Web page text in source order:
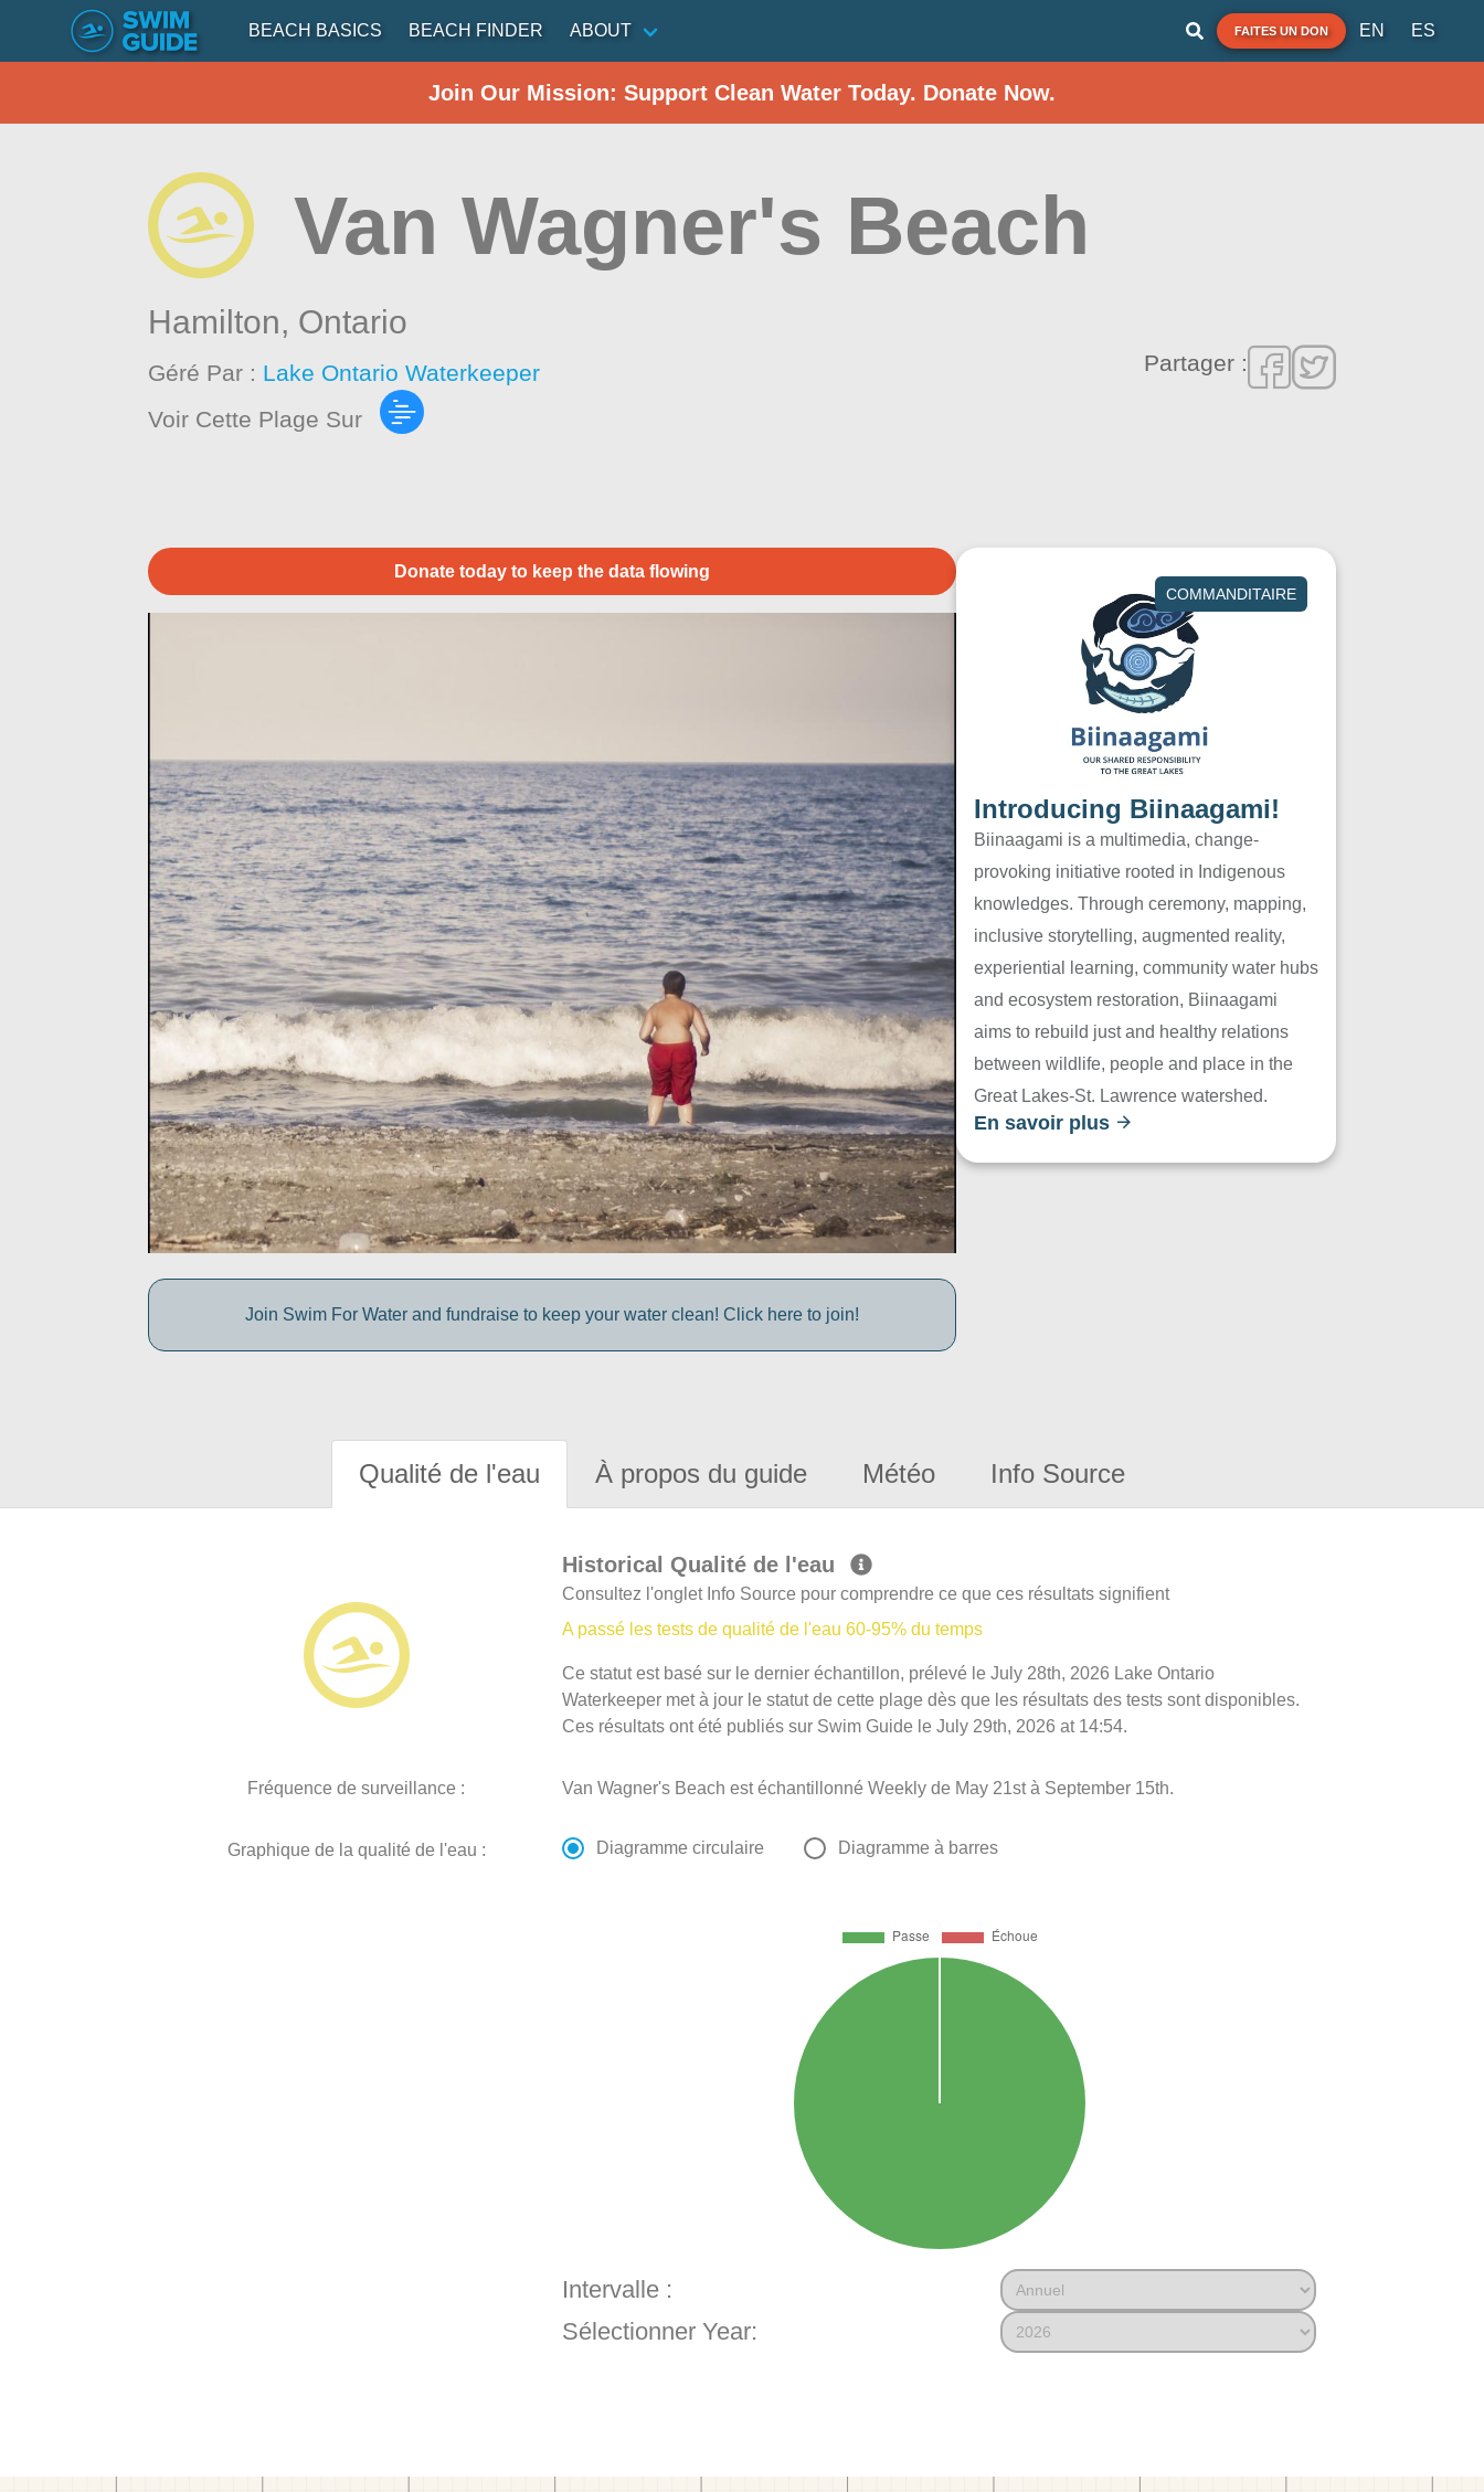
BEACH BASICS BEACH FINDER ABOUT FAITES UN DON EN ES
Join Our Mission: Support Clean Water Today. Donate Now.
Van Wagner's Beach
Hamilton, Ontario
Géré Par : Lake Ontario Waterkeeper
Voir Cette Plage Sur
Partager :
Donate today to keep the data flowing
Join Swim For Water and fundraise to keep your water clean! Click here to join!
COMMANDITAIRE
Introducing Biinaagami!
Biinaagami is a multimedia, change-
provoking initiative rooted in Indigenous
knowledges. Through ceremony, mapping,
inclusive storytelling, augmented reality,
experiential learning, community water hubs
and ecosystem restoration, Biinaagami
aims to rebuild just and healthy relations
between wildlife, people and place in the
Great Lakes-St. Lawrence watershed.
En savoir plus
Qualité de l'eau À propos du guide Météo Info Source
Historical Qualité de l'eau
Consultez l'onglet Info Source pour comprendre ce que ces résultats signifient
A passé les tests de qualité de l'eau 60-95% du temps
Ce statut est basé sur le dernier échantillon, prélevé le July 28th, 2026 Lake Ontario
Waterkeeper met à jour le statut de cette plage dès que les résultats des tests sont disponibles.
Ces résultats ont été publiés sur Swim Guide le July 29th, 2026 at 14:54.
Fréquence de surveillance : Van Wagner's Beach est échantillonné Weekly de May 21st à September 15th.
Graphique de la qualité de l'eau : Diagramme circulaire Diagramme à barres
Intervalle :
Sélectionner Year: